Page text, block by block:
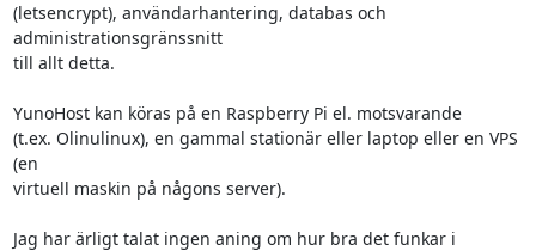
(letsencrypt), användarhantering, databas och
administrationsgränssnitt
till allt detta.
YunoHost kan köras på en Raspberry Pi el. motsvarande
(t.ex. Olinulinux), en gammal stationär eller laptop eller en VPS
(en
virtuell maskin på någons server).
Jag har ärligt talat ingen aning om hur bra det funkar i